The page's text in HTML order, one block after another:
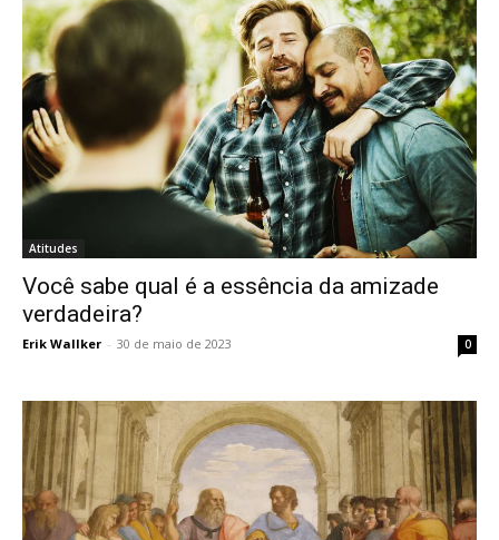
Atitudes
Você sabe qual é a essência da amizade
verdadeira?
Erik Wallker - 30 de maio de 2023 0